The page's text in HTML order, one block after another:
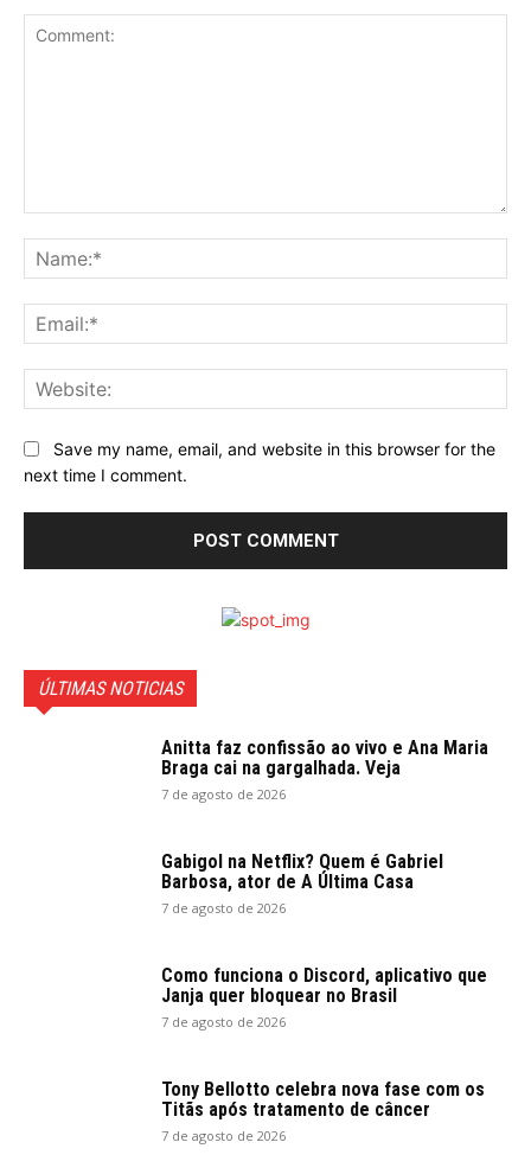
Save my name, email, and website in this browser for the
next time I comment.
ÚLTIMAS NOTICIAS
Anitta faz confissão ao vivo e Ana Maria
Braga cai na gargalhada. Veja
7 de agosto de 2026
Gabigol na Netflix? Quem é Gabriel
Barbosa, ator de A Última Casa
7 de agosto de 2026
Como funciona o Discord, aplicativo que
Janja quer bloquear no Brasil
7 de agosto de 2026
Tony Bellotto celebra nova fase com os
Titãs após tratamento de câncer
7 de agosto de 2026